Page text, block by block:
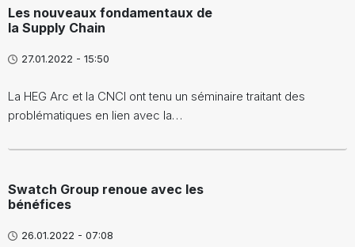
Les nouveaux fondamentaux de
la Supply Chain
27.01.2022 - 15:50
La HEG Arc et la CNCI ont tenu un séminaire traitant des
problématiques en lien avec la…
Swatch Group renoue avec les
bénéfices
26.01.2022 - 07:08